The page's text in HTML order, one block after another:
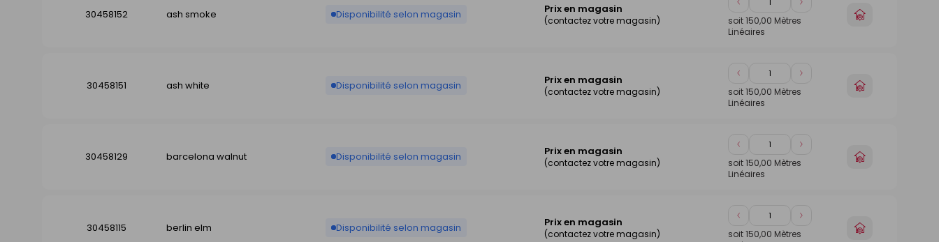
30458152 ash smoke Disponibilité selon magasin Prix en magasin
(contactez votre magasin)
Diminuer
de
1
Augmenter
de
soit150,00 Mètres
Linéaires
Choisir
30458151 ash white Disponibilité selon magasin Prix en magasin
(contactez votre magasin)
Diminuer
de
1
Augmenter
de
soit150,00 Mètres
Linéaires
Choisir
30458129 barcelona walnut Disponibilité selon magasin Prix en magasin
(contactez votre magasin)
Diminuer
de
1
Augmenter
de
soit150,00 Mètres
Linéaires
Choisir
30458115 berlin elm Disponibilité selon magasin Prix en magasin
(contactez votre magasin)
Diminuer
de
Augmenter
de
soit150,00 Mètres
Choisir